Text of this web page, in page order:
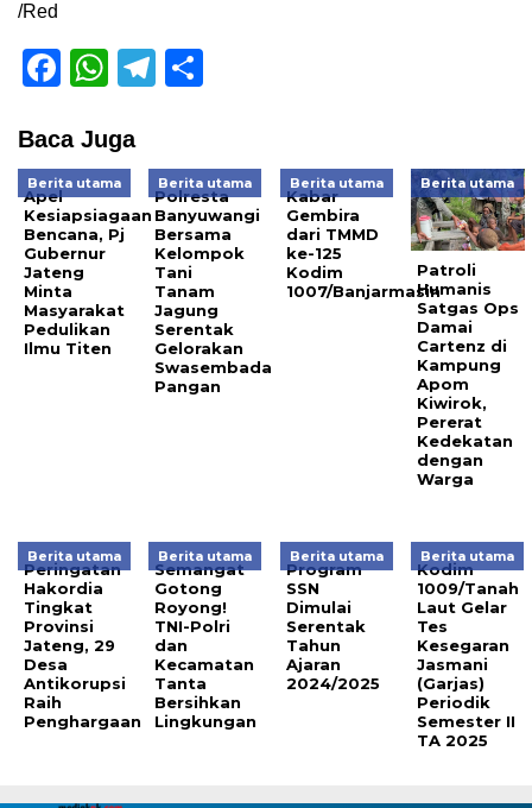
/Red
Facebook
WhatsApp
Telegram
Baca Juga
Berita utama
Apel
Kesiapsiagaan
Bencana, Pj
Gubernur
Jateng
Minta
Masyarakat
Pedulikan
Ilmu Titen
Berita utama
Polresta
Banyuwangi
Bersama
Kelompok
Tani
Tanam
Jagung
Serentak
Gelorakan
Swasembada
Pangan
Berita utama
Kabar
Gembira
dari TMMD
ke-125
Kodim
1007/Banjarmasin
Berita utama
Patroli
Humanis
Satgas Ops
Damai
Cartenz di
Kampung
Apom
Kiwirok,
Pererat
Kedekatan
dengan
Warga
Berita utama
Peringatan
Hakordia
Tingkat
Provinsi
Jateng, 29
Desa
Antikorupsi
Raih
Penghargaan
Berita utama
Semangat
Gotong
Royong!
TNI-Polri
dan
Kecamatan
Tanta
Bersihkan
Lingkungan
Berita utama
Program
SSN
Dimulai
Serentak
Tahun
Ajaran
2024/2025
Berita utama
Kodim
1009/Tanah
Laut Gelar
Tes
Kesegaran
Jasmani
(Garjas)
Periodik
Semester II
TA 2025